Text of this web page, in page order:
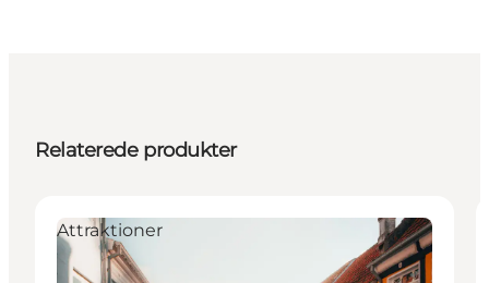
Relaterede produkter
Attraktioner